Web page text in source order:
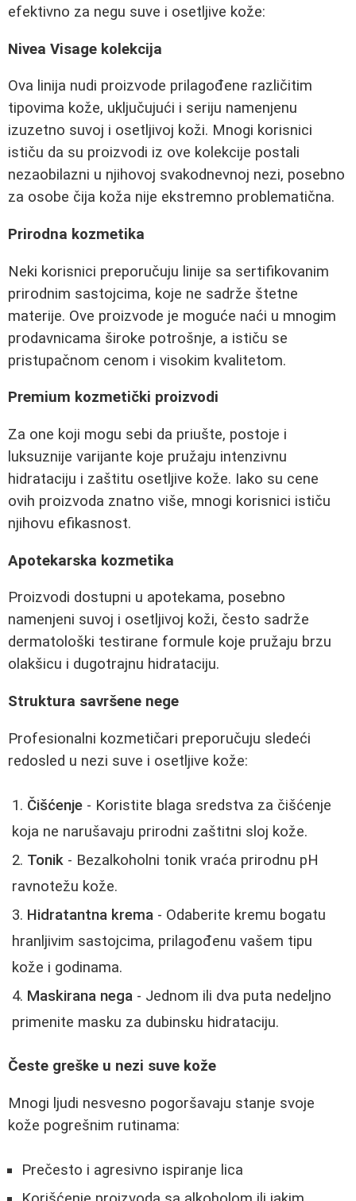
efektivno za negu suve i osetljive kože:
Nivea Visage kolekcija
Ova linija nudi proizvode prilagođene različitim
tipovima kože, uključujući i seriju namenjenu
izuzetno suvoj i osetljivoj koži. Mnogi korisnici
ističu da su proizvodi iz ove kolekcije postali
nezaobilazni u njihovoj svakodnevnoj nezi, posebno
za osobe čija koža nije ekstremno problematična.
Prirodna kozmetika
Neki korisnici preporučuju linije sa sertifikovanim
prirodnim sastojcima, koje ne sadrže štetne
materije. Ove proizvode je moguće naći u mnogim
prodavnicama široke potrošnje, a ističu se
pristupačnom cenom i visokim kvalitetom.
Premium kozmetički proizvodi
Za one koji mogu sebi da priušte, postoje i
luksuznije varijante koje pružaju intenzivnu
hidrataciju i zaštitu osetljive kože. Iako su cene
ovih proizvoda znatno više, mnogi korisnici ističu
njihovu efikasnost.
Apotekarska kozmetika
Proizvodi dostupni u apotekama, posebno
namenjeni suvoj i osetljivoj koži, često sadrže
dermatološki testirane formule koje pružaju brzu
olakšicu i dugotrajnu hidrataciju.
Struktura savršene nege
Profesionalni kozmetičari preporučuju sledeći
redosled u nezi suve i osetljive kože:
Čišćenje - Koristite blaga sredstva za čišćenje
koja ne narušavaju prirodni zaštitni sloj kože.
Tonik - Bezalkoholni tonik vraća prirodnu pH
ravnotežu kože.
Hidratantna krema - Odaberite kremu bogatu
hranljivim sastojcima, prilagođenu vašem tipu
kože i godinama.
Maskirana nega - Jednom ili dva puta nedeljno
primenite masku za dubinsku hidrataciju.
Česte greške u nezi suve kože
Mnogi ljudi nesvesno pogoršavaju stanje svoje
kože pogrešnim rutinama:
Prečesto i agresivno ispiranje lica